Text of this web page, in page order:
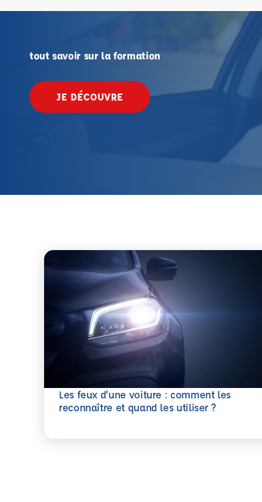
tout savoir sur la formation
JE DÉCOUVRE
Les feux d’une voiture : comment les
reconnaître et quand les utiliser ?
En savoir plus